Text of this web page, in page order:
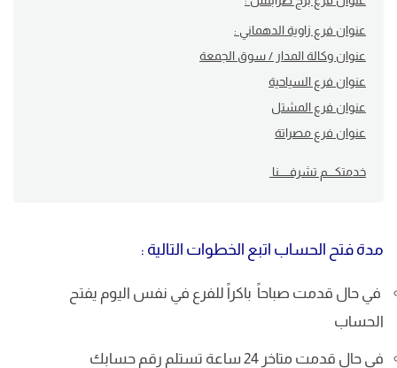
عنوان فرع زاوية الدهماني :
عنوان وكالة المدار / سوق الجمعة
عنوان فرع السياحية
عنوان فرع المشتل
عنوان فرع مصراتة
خدمتكــــم تشرفــــــنا
مدة فتح الحساب اتبع الخطوات التالية :
في حال قدمت صباحاً باكراً للفرع في نفس اليوم يفتح
الحساب
في حال قدمت متاخر 24 ساعة تستلم رقم حسابك